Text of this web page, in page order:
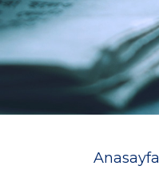
Anasayfa